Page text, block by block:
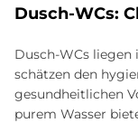
Dusch-WCs:
Dusch-WCs
schätzen den
gesundheitlichen
purem Wasser